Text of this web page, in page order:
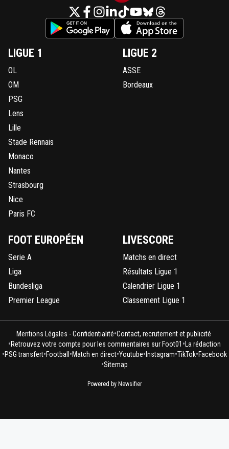
LIGUE 1
OL
OM
PSG
Lens
Lille
Stade Rennais
Monaco
Nantes
Strasbourg
Nice
Paris FC
LIGUE 2
ASSE
Bordeaux
FOOT EUROPÉEN
Serie A
Liga
Bundesliga
Premier League
LIVESCORE
Matchs en direct
Résultats Ligue 1
Calendrier Ligue 1
Classement Ligue 1
Mentions Légales - Confidentialité•Contact, recrutement et publicité
•Retrouvez votre compte pour les commentaires sur Foot01 •La rédaction
•PSG transfert•Football •Match en direct•Youtube• Instagram•TikTok•Facebook
•Sitemap
Powered by Newsifier